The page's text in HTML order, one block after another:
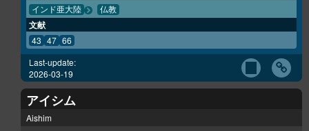
インド亜大陸 仏教
文献
43 47 66
Last-update:
2026-03-19
アイシム
Aishim